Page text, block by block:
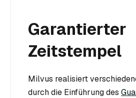
Garantierter
Zeitstempel
Milvus realisiert
durch die Einführung des